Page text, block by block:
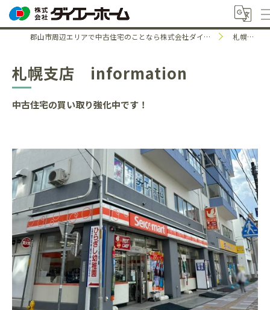
郡山市周辺エリアで中古住宅のことなら株式会社ダイエーホーム 札幌支店
札幌支店 information
中古住宅の買い取り強化中です！